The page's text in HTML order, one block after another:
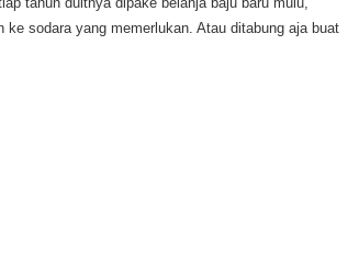
sodara yang memerlukan. Atau ditabung aja buat